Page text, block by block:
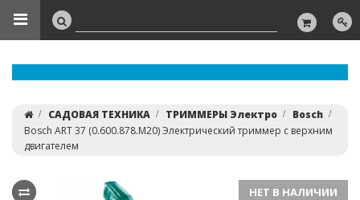
САДОВАЯ ТЕХНИКА ТРИММЕРЫ Электро
Bosch
Bosch ART 37 (0.600.878.M20) Электрический триммер с верхним
двигателем
НЕТ В НАЛИЧИИ